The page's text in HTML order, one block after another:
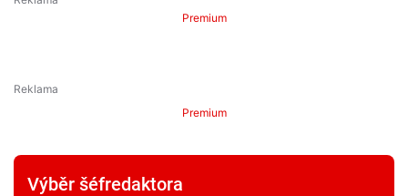
Premium
Premium
Výběr šéfredaktora